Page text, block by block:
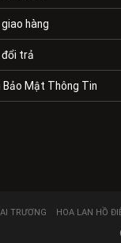
hàng
đổi trả
Bảo Mật Thông Tin
TRƯƠNG HOA LAN HỒ